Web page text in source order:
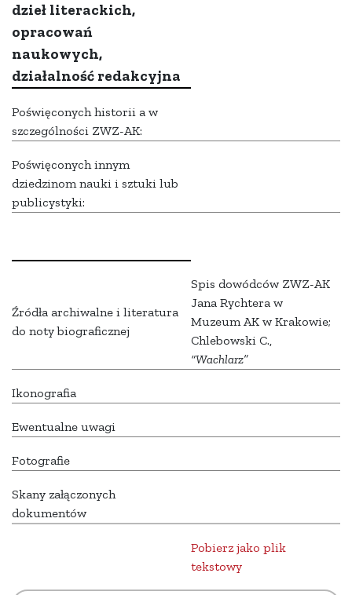
dzieł literackich,
opracowań
naukowych,
działalność redakcyjna
Poświęconych historii a w
szczególności ZWZ-AK:
Poświęconych innym
dziedzinom nauki i sztuki lub
publicystyki:
Źródła archiwalne i literatura
do noty biograficznej
Spis dowódców ZWZ-AK
Jana Rychtera w
Muzeum AK w Krakowie;
Chlebowski C.,
“Wachlarz”
Ikonografia
Ewentualne uwagi
Fotografie
Skany załączonych
dokumentów
Pobierz jako plik
tekstowy